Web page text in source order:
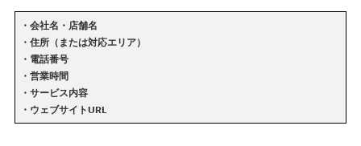
・会社名・店舗名
・住所（または対応エリア）
・電話番号
・営業時間
・サービス内容
・ウェブサイトURL